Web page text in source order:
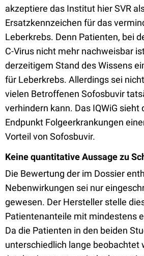
akzeptiere das Institut hier SVR
Ersatzkennzeichen für das
Leberkrebs. Denn Patienten, bei
C-Virus nicht mehr nachweisbar
derzeitigem Stand des Wissens
für Leberkrebs. Allerdings sei
vielen Betroffenen Sofosbuvir
verhindern kann. Das IQWiG sieht
Endpunkt Folgeerkrankungen
Vorteil von Sofosbuvir.
Keine quantitative Aussage zu
Die Bewertung der im Dossier
Nebenwirkungen sei nur
gewesen. Der Hersteller stelle
Patientenanteile mit mindestens
Da die Patienten in den beiden
unterschiedlich lange beobachtet